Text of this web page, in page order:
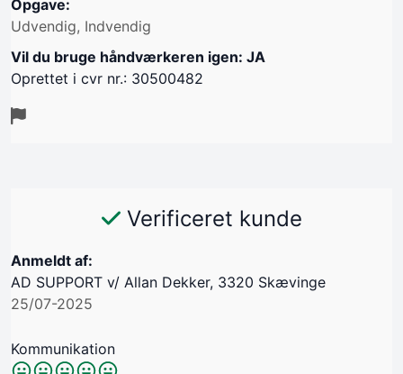
Opgave:
Udvendig, Indvendig
Vil du bruge håndværkeren igen: JA
Oprettet i cvr nr.: 30500482
Verificeret kunde
Anmeldt af:
AD SUPPORT v/ Allan Dekker, 3320 Skævinge
25/07-2025
Kommunikation